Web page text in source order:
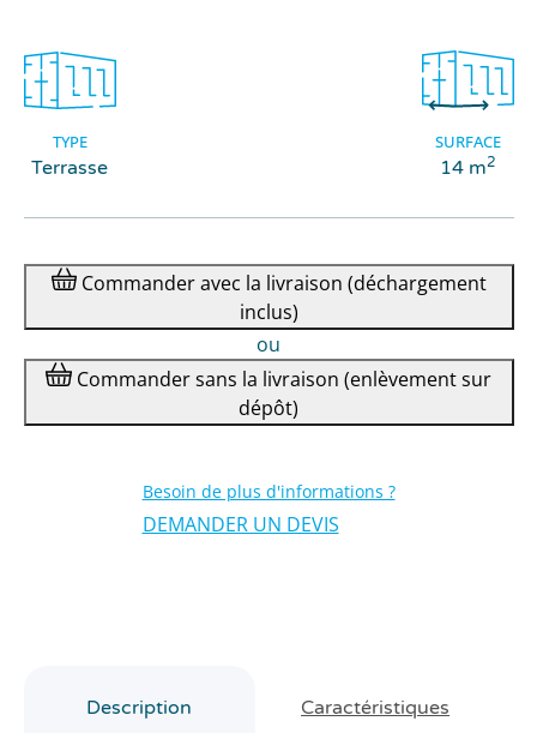
TYPE
Terrasse
SURFACE
14 m2
Commanderavec la livraison (déchargement
inclus)
ou
Commandersans la livraison (enlèvement sur
dépôt)
Besoin de plus d'informations ?
DEMANDER UN DEVIS
Description Caractéristiques